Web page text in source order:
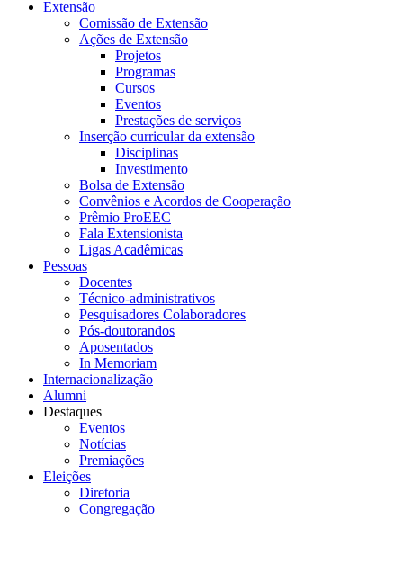
Extensão
Comissão de Extensão
Ações de Extensão
Projetos
Programas
Cursos
Eventos
Prestações de serviços
Inserção curricular da extensão
Disciplinas
Investimento
Bolsa de Extensão
Convênios e Acordos de Cooperação
Prêmio ProEEC
Fala Extensionista
Ligas Acadêmicas
Pessoas
Docentes
Técnico-administrativos
Pesquisadores Colaboradores
Pós-doutorandos
Aposentados
In Memoriam
Internacionalização
Alumni
Destaques
Eventos
Notícias
Premiações
Eleições
Diretoria
Congregação